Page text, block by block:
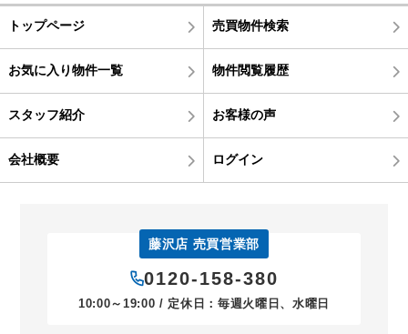
トップページ 売買物件検索
お気に入り物件一覧 物件閲覧履歴
スタッフ紹介 お客様の声
会社概要 ログイン
藤沢店 売買営業部
0120-158-380
10:00～19:00 / 定休日：毎週火曜日、水曜日